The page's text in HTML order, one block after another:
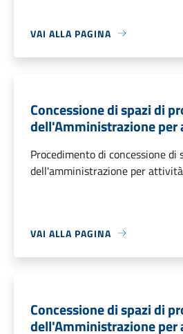
VAI ALLA PAGINA
Concessione di spazi di
dell'Amministrazione
Procedimento di concessione di
dell'amministrazione per
VAI ALLA PAGINA
Concessione di spazi di
dell'Amministrazione